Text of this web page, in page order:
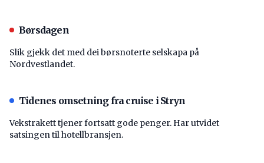
Børsdagen
Slik gjekk det med dei børsnoterte selskapa på
Nordvestlandet.
Tidenes omsetning fra cruise i Stryn
Vekstrakett tjener fortsatt gode penger. Har utvidet
satsingen til hotellbransjen.